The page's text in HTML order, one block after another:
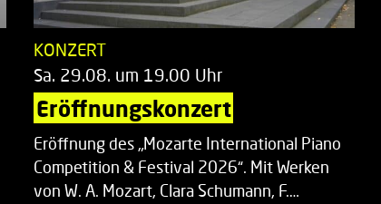
KONZERT
Sa. 29.08. um 19.00 Uhr
Eröffnungskonzert
Eröffnung des „Mozarte International Piano
Competition & Festival 2026“. Mit Werken
von W. A. Mozart, Clara Schumann, F.…